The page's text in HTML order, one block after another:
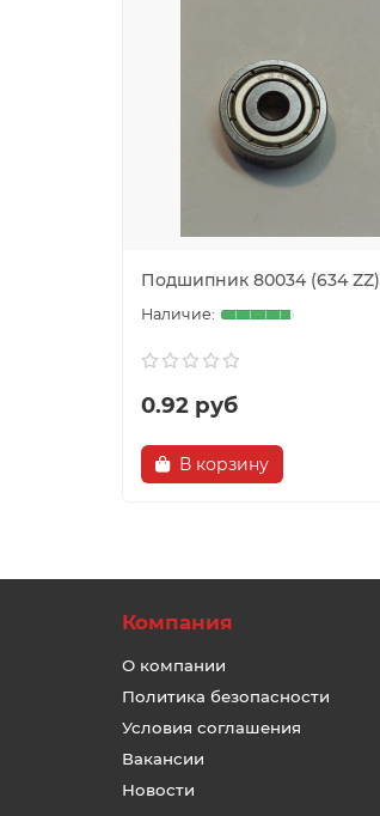
Подшипник 80034 (634 ZZ)
0.92 руб
В корзину
Компания
О компании
Политика безопасности
Условия соглашения
Вакансии
Новости